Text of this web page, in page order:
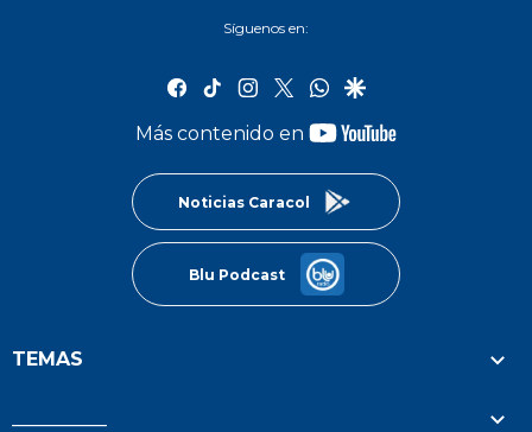
Síguenos en:
facebook
tiktokinstagram
twitterwhatsapp
google
Más contenido en
youtube-
Noticias Caracol
Blu Podcast
TEMAS